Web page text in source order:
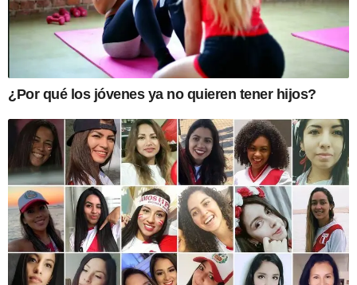
¿Por qué los jóvenes ya no quieren tener hijos?